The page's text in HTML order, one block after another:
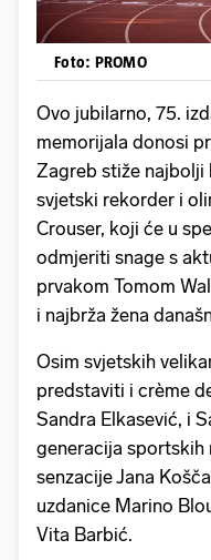
Foto: PROMO
Ovo jubilarno, 75.
memorijala donosi
Zagreb stiže najbolji
svjetski rekorder i
Crouser, koji će u
odmjeriti snage s
prvakom Tomom
i najbrža žena
Osim svjetskih
predstaviti i crème
Sandra Elkasević, i
generacija sportskih
senzacije Jana
uzdanice Marino
Vita Barbić.